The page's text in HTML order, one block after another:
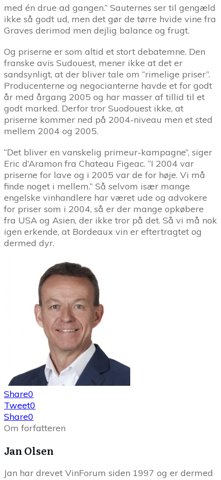
med én drue ad gangen.” Sauternes ser til gengæld
ikke så godt ud, men det gør de tørre hvide vine fra
Graves derimod men dejlig balance og frugt.
Og priserne er som altid et stort debatemne. Den
franske avis Sudouest, mener ikke at det er
sandsynligt, at der bliver tale om “rimelige priser”.
Producenterne og negocianterne havde et for godt
år med årgang 2005 og har masser af tillid til et
godt marked. Derfor tror Suodouest ikke, at
priserne kommer ned på 2004-niveau men et sted
mellem 2004 og 2005.
“Det bliver en vanskelig primeur-kampagne”, siger
Eric d’Aramon fra Chateau Figeac. “I 2004 var
priserne for lave og i 2005 var de for høje. Vi må
finde noget i mellem.” Så selvom især mange
engelske vinhandlere har været ude og advokere
for priser som i 2004, så er der mange opkøbere
fra USA og Asien, der ikke tror på det. Så vi må nok
igen erkende, at Bordeaux vin er eftertragtet og
dermed dyr.
Share0
Tweet0
Share0
Om forfatteren
Jan Olsen
Jan har drevet VinForum siden 1997 og er dermed